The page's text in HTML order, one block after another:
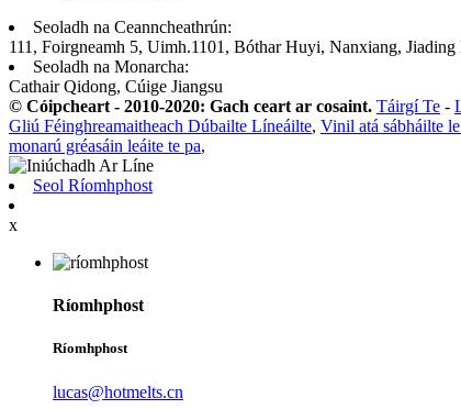
Seoladh na Ceanncheathrún:
111, Foirgneamh 5, Uimh.1101, Bóthar Huyi, Nanxiang, Jiading
Seoladh na Monarcha:
Cathair Qidong, Cúige Jiangsu
© Cóipcheart - 2010-2020: Gach ceart ar cosaint. Táirgí Te -
Gliú Féinghreamaitheach Dúbailte Líneáilte, Vinil atá sábháilte
monarú gréasáin leáite te pa,
Seol Ríomhphost
x
Ríomhphost
Ríomhphost
lucas@hotmelts.cn